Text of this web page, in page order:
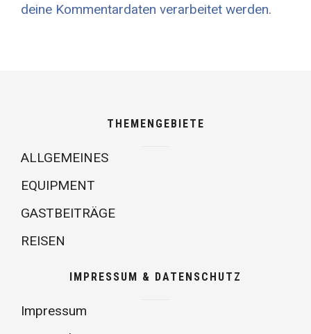
deine Kommentardaten verarbeitet werden.
THEMENGEBIETE
ALLGEMEINES
EQUIPMENT
GASTBEITRÄGE
REISEN
IMPRESSUM & DATENSCHUTZ
Impressum